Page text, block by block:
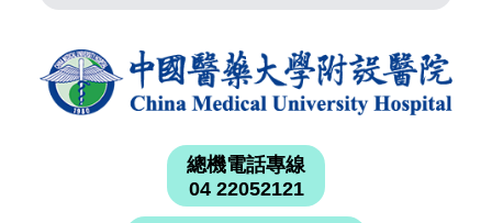
總機電話專線
04 22052121